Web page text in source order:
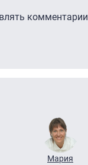
комментарии
Мария